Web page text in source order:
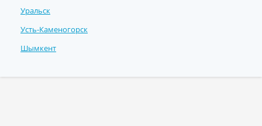
Уральск
Усть-Каменогорск
Шымкент